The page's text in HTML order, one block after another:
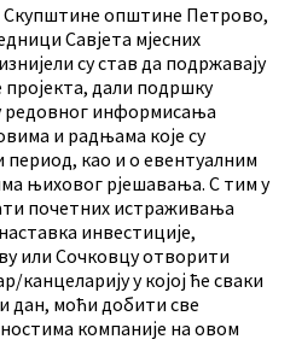
општине Петрово,
Савјета мјесних
су став да подржавају
пројекта, дали подршку
редовног информисања
и радњама које су
период, као и о евентуалним
њиховог рјешавања. С тим у
почетних истраживања
инвестиције,
или Сочковцу отворити
у којој ће сваки
дан, моћи добити све
компаније на овом